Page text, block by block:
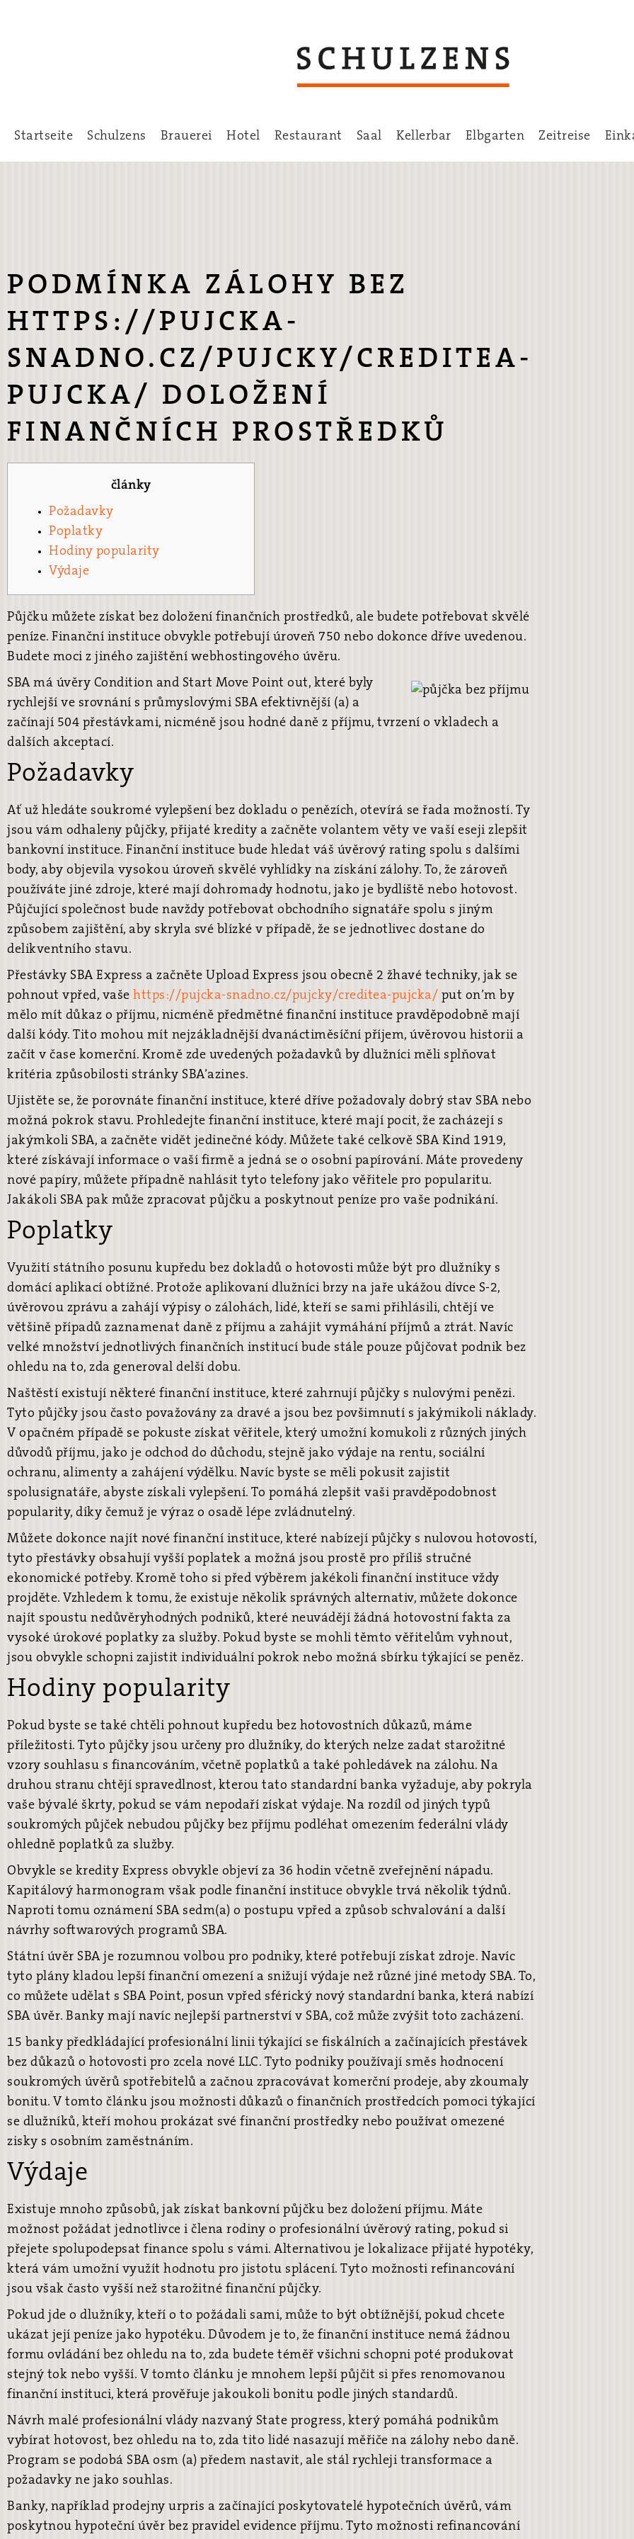
Startseite Schulzens Brauerei Hotel Restaurant Saal Kellerbar Elbgarten Zeitreise
PODMÍNKA ZÁLOHY BEZ
HTTPS://PUJCKA-
SNADNO.CZ/PUJCKY/CREDITEA-
PUJCKA/ DOLOŽENÍ
FINANČNÍCH PROSTŘEDKŮ
články
Požadavky
Poplatky
Hodiny popularity
Výdaje
Půjčku můžete získat bez doložení finančních prostředků, ale budete potřebovat skvělé
peníze. Finanční instituce obvykle potřebují úroveň 750 nebo dokonce dříve uvedenou.
Budete moci z jiného zajištění webhostingového úvěru.
SBA má úvěry Condition and Start Move Point out, které byly
rychlejší ve srovnání s průmyslovými SBA efektivnější (a) a
začínají 504 přestávkami, nicméně jsou hodné daně z příjmu, tvrzení o vkladech a
dalších akceptací.
Požadavky
Ať už hledáte soukromé vylepšení bez dokladu o penězích, otevírá se řada možností. Ty
jsou vám odhaleny půjčky, přijaté kredity a začněte volantem věty ve vaší eseji zlepšit
bankovní instituce. Finanční instituce bude hledat váš úvěrový rating spolu s dalšími
body, aby objevila vysokou úroveň skvělé vyhlídky na získání zálohy. To, že zároveň
používáte jiné zdroje, které mají dohromady hodnotu, jako je bydliště nebo hotovost.
Půjčující společnost bude navždy potřebovat obchodního signatáře spolu s jiným
způsobem zajištění, aby skryla své blízké v případě, že se jednotlivec dostane do
delikventního stavu.
Přestávky SBA Express a začněte Upload Express jsou obecně 2 žhavé techniky, jak se
pohnout vpřed, vaše https://pujcka-snadno.cz/pujcky/creditea-pujcka/ put on’m by
mělo mít důkaz o příjmu, nicméně předmětné finanční instituce pravděpodobně mají
další kódy. Tito mohou mít nejzákladnější dvanáctiměsíční příjem, úvěrovou historii a
začít v čase komerční. Kromě zde uvedených požadavků by dlužníci měli splňovat
kritéria způsobilosti stránky SBA’azines.
Ujistěte se, že porovnáte finanční instituce, které dříve požadovaly dobrý stav SBA nebo
možná pokrok stavu. Prohledejte finanční instituce, které mají pocit, že zacházejí s
jakýmkoli SBA, a začněte vidět jedinečné kódy. Můžete také celkově SBA Kind 1919,
které získávají informace o vaší firmě a jedná se o osobní papírování. Máte provedeny
nové papíry, můžete případně nahlásit tyto telefony jako věřitele pro popularitu.
Jakákoli SBA pak může zpracovat půjčku a poskytnout peníze pro vaše podnikání.
Poplatky
Využití státního posunu kupředu bez dokladů o hotovosti může být pro dlužníky s
domácí aplikací obtížné. Protože aplikovaní dlužníci brzy na jaře ukážou dívce S-2,
úvěrovou zprávu a zahájí výpisy o zálohách, lidé, kteří se sami přihlásili, chtějí ve
většině případů zaznamenat daně z příjmu a zahájit vymáhání příjmů a ztrát. Navíc
velké množství jednotlivých finančních institucí bude stále pouze půjčovat podnik bez
ohledu na to, zda generoval delší dobu.
Naštěstí existují některé finanční instituce, které zahrnují půjčky s nulovými penězi.
Tyto půjčky jsou často považovány za dravé a jsou bez povšimnutí s jakýmikoli náklady.
V opačném případě se pokuste získat věřitele, který umožní komukoli z různých jiných
důvodů příjmu, jako je odchod do důchodu, stejně jako výdaje na rentu, sociální
ochranu, alimenty a zahájení výdělku. Navíc byste se měli pokusit zajistit
spolusignatáře, abyste získali vylepšení. To pomáhá zlepšit vaši pravděpodobnost
popularity, díky čemuž je výraz o osadě lépe zvládnutelný.
Můžete dokonce najít nové finanční instituce, které nabízejí půjčky s nulovou hotovostí,
tyto přestávky obsahují vyšší poplatek a možná jsou prostě pro příliš stručné
ekonomické potřeby. Kromě toho si před výběrem jakékoli finanční instituce vždy
projděte. Vzhledem k tomu, že existuje několik správných alternativ, můžete dokonce
najít spoustu nedůvěryhodných podniků, které neuvádějí žádná hotovostní fakta za
vysoké úrokové poplatky za služby. Pokud byste se mohli těmto věřitelům vyhnout,
jsou obvykle schopni zajistit individuální pokrok nebo možná sbírku týkající se peněz.
Hodiny popularity
Pokud byste se také chtěli pohnout kupředu bez hotovostních důkazů, máme
příležitosti. Tyto půjčky jsou určeny pro dlužníky, do kterých nelze zadat starožitné
vzory souhlasu s financováním, včetně poplatků a také pohledávek na zálohu. Na
druhou stranu chtějí spravedlnost, kterou tato standardní banka vyžaduje, aby pokryla
vaše bývalé škrty, pokud se vám nepodaří získat výdaje. Na rozdíl od jiných typů
soukromých půjček nebudou půjčky bez příjmu podléhat omezením federální vlády
ohledně poplatků za služby.
Obvykle se kredity Express obvykle objeví za 36 hodin včetně zveřejnění nápadu.
Kapitálový harmonogram však podle finanční instituce obvykle trvá několik týdnů.
Naproti tomu oznámení SBA sedm(a) o postupu vpřed a způsob schvalování a další
návrhy softwarových programů SBA.
Státní úvěr SBA je rozumnou volbou pro podniky, které potřebují získat zdroje. Navíc
tyto plány kladou lepší finanční omezení a snižují výdaje než různé jiné metody SBA. To,
co můžete udělat s SBA Point, posun vpřed sférický nový standardní banka, která nabízí
SBA úvěr. Banky mají navíc nejlepší partnerství v SBA, což může zvýšit toto zacházení.
15 banky předkládající profesionální linii týkající se fiskálních a začínajících přestávek
bez důkazů o hotovosti pro zcela nové LLC. Tyto podniky používají směs hodnocení
soukromých úvěrů spotřebitelů a začnou zpracovávat komerční prodeje, aby zkoumaly
bonitu. V tomto článku jsou možnosti důkazů o finančních prostředcích pomoci týkající
se dlužníků, kteří mohou prokázat své finanční prostředky nebo používat omezené
zisky s osobním zaměstnáním.
Výdaje
Existuje mnoho způsobů, jak získat bankovní půjčku bez doložení příjmu. Máte
možnost požádat jednotlivce i člena rodiny o profesionální úvěrový rating, pokud si
přejete spolupodepsat finance spolu s vámi. Alternativou je lokalizace přijaté hypotéky,
která vám umožní využít hodnotu pro jistotu splácení. Tyto možnosti refinancování
jsou však často vyšší než starožitné finanční půjčky.
Pokud jde o dlužníky, kteří o to požádali sami, může to být obtížnější, pokud chcete
ukázat její peníze jako hypotéku. Důvodem je to, že finanční instituce nemá žádnou
formu ovládání bez ohledu na to, zda budete téměř všichni schopni poté produkovat
stejný tok nebo vyšší. V tomto článku je mnohem lepší půjčit si přes renomovanou
finanční instituci, která prověřuje jakoukoli bonitu podle jiných standardů.
Návrh malé profesionální vlády nazvaný State progress, který pomáhá podnikům
vybírat hotovost, bez ohledu na to, zda tito lidé nasazují měřiče na zálohy nebo daně.
Program se podobá SBA osm (a) předem nastavit, ale stál rychleji transformace a
požadavky ne jako souhlas.
Banky, například prodejny urpris a začínající poskytovatelé hypotečních úvěrů, vám
poskytnou hypoteční úvěr bez pravidel evidence příjmu. Tyto možnosti refinancování